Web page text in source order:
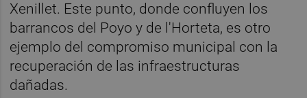
Xenillet. Este punto, donde confluyen los
barrancos del Poyo y de l'Horteta, es otro
ejemplo del compromiso municipal con la
recuperación de las infraestructuras
dañadas.